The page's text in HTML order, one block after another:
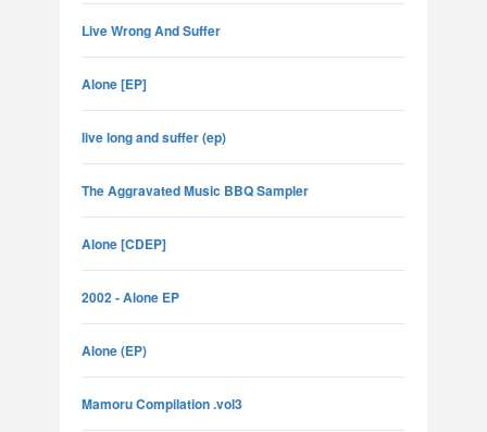
Live Wrong And Suffer
Alone [EP]
live long and suffer (ep)
The Aggravated Music BBQ Sampler
Alone [CDEP]
2002 - Alone EP
Alone (EP)
Mamoru Compilation .vol3